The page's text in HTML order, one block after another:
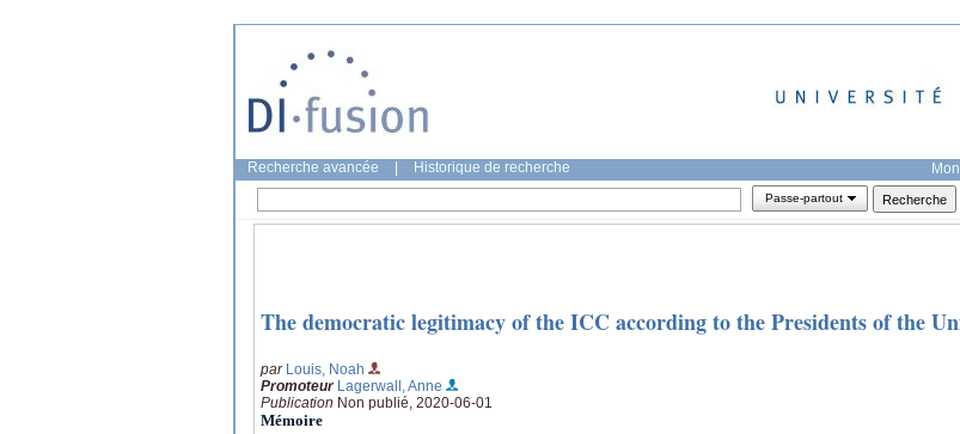
Recherche avancée Historique de recherche
Passe-partout
The democratic legitimacy of the ICC according to the Presidents of the
par Louis, Noah
Promoteur Lagerwall, Anne
Publication Non publié, 2020-06-01
Mémoire